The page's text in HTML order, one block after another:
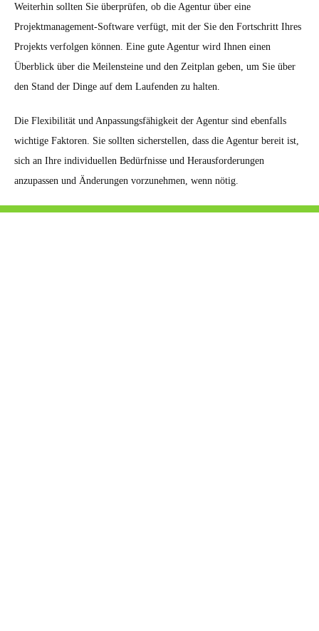
Weiterhin sollten Sie überprüfen, ob die Agentur über eine
Projektmanagement-Software verfügt, mit der Sie den Fortschritt Ihres
Projekts verfolgen können. Eine gute Agentur wird Ihnen einen
Überblick über die Meilensteine und den Zeitplan geben, um Sie über
den Stand der Dinge auf dem Laufenden zu halten.
Die Flexibilität und Anpassungsfähigkeit der Agentur sind ebenfalls
wichtige Faktoren. Sie sollten sicherstellen, dass die Agentur bereit ist,
sich an Ihre individuellen Bedürfnisse und Herausforderungen
anzupassen und Änderungen vorzunehmen, wenn nötig.